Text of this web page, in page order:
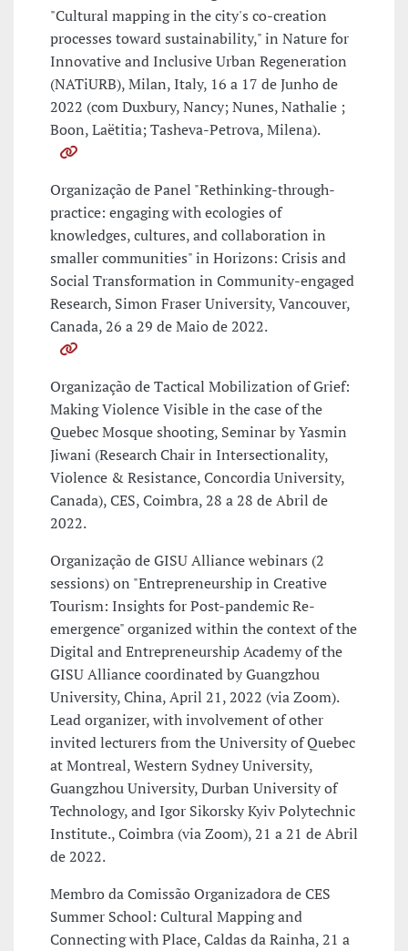
"Cultural mapping in the city's co-creation
processes toward sustainability," in Nature for
Innovative and Inclusive Urban Regeneration
(NATiURB), Milan, Italy, 16 a 17 de Junho de
2022 (com Duxbury, Nancy; Nunes, Nathalie ;
Boon, Laëtitia; Tasheva-Petrova, Milena).
Organização de Panel "Rethinking-through-
practice: engaging with ecologies of
knowledges, cultures, and collaboration in
smaller communities" in Horizons: Crisis and
Social Transformation in Community-engaged
Research, Simon Fraser University, Vancouver,
Canada, 26 a 29 de Maio de 2022.
Organização de Tactical Mobilization of Grief:
Making Violence Visible in the case of the
Quebec Mosque shooting, Seminar by Yasmin
Jiwani (Research Chair in Intersectionality,
Violence & Resistance, Concordia University,
Canada), CES, Coimbra, 28 a 28 de Abril de
2022.
Organização de GISU Alliance webinars (2
sessions) on "Entrepreneurship in Creative
Tourism: Insights for Post-pandemic Re-
emergence" organized within the context of the
Digital and Entrepreneurship Academy of the
GISU Alliance coordinated by Guangzhou
University, China, April 21, 2022 (via Zoom).
Lead organizer, with involvement of other
invited lecturers from the University of Quebec
at Montreal, Western Sydney University,
Guangzhou University, Durban University of
Technology, and Igor Sikorsky Kyiv Polytechnic
Institute., Coimbra (via Zoom), 21 a 21 de Abril
de 2022.
Membro da Comissão Organizadora de CES
Summer School: Cultural Mapping and
Connecting with Place, Caldas da Rainha, 21 a